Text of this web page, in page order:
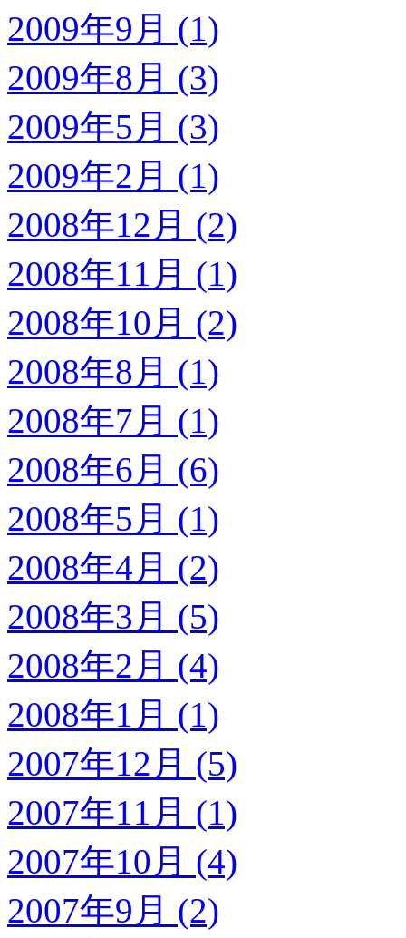
2009年9月 (1)
2009年8月 (3)
2009年5月 (3)
2009年2月 (1)
2008年12月 (2)
2008年11月 (1)
2008年10月 (2)
2008年8月 (1)
2008年7月 (1)
2008年6月 (6)
2008年5月 (1)
2008年4月 (2)
2008年3月 (5)
2008年2月 (4)
2008年1月 (1)
2007年12月 (5)
2007年11月 (1)
2007年10月 (4)
2007年9月 (2)